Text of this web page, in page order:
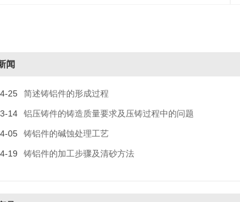
闻
25 简述铸铝件的形成过程
14 铝压铸件的铸造质量要求及压铸过程中的问题
05 铸铝件的碱蚀处理工艺
19 铸铝件的加工步骤及清砂方法